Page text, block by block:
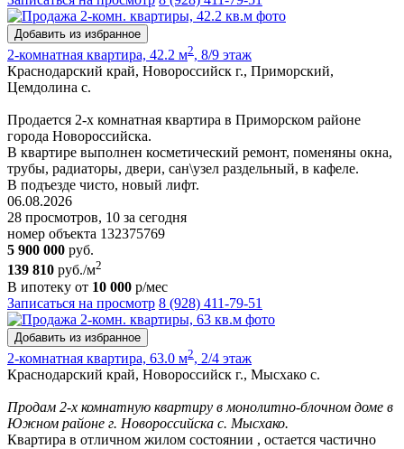
Добавить из избранное
2-комнатная квартира, 42.2 м2, 8/9 этаж
Краснодарский край, Новороссийск г., Приморский,
Цемдолина с.
Продается 2-х комнатная квартира в Приморском районе
города Новороссийска.
В квартире выполнен косметический ремонт, поменяны окна,
трубы, радиаторы, двери, сан\узел раздельный, в кафеле.
В подъезде чисто, новый лифт.
06.08.2026
28 просмотров, 10 за сегодня
номер объекта 132375769
5 900 000 руб.
139 810 руб./м2
В ипотеку от 10 000 р/мес
Записаться на просмотр 8 (928) 411-79-51
Добавить из избранное
2-комнатная квартира, 63.0 м2, 2/4 этаж
Краснодарский край, Новороссийск г., Мысхако с.
Продам 2-х комнатную квартиру в монолитно-блочном доме в
Южном районе г. Новороссийска с. Мысхако.
Квартира в отличном жилом состоянии , остается частично